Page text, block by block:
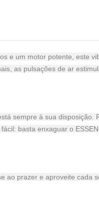
e um motor potente, este
as pulsações de ar
sempre à sua disposição.
basta enxaguar o
ao prazer e aproveite cada